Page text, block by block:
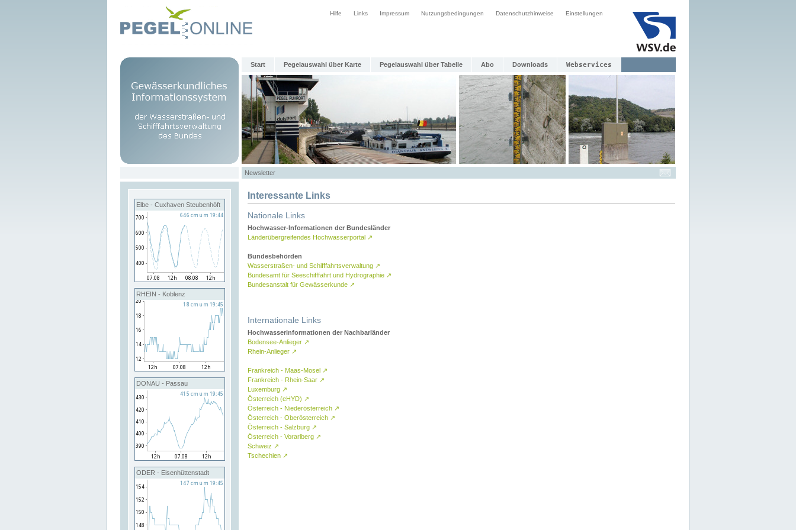
Hilfe Links Impressum Nutzungsbedingungen Datenschutzhinweise Einstellungen
Start Pegelauswahl über Karte Pegelauswahl über Tabelle Abo Downloads Webservices
Newsletter
Elbe - Cuxhaven Steubenhöft
RHEIN - Koblenz
DONAU - Passau
ODER - Eisenhüttenstadt
Interessante Links
Nationale Links
Hochwasser-Informationen der Bundesländer
Länderübergreifendes Hochwasserportal ↗
Bundesbehörden
Wasserstraßen- und Schifffahrtsverwaltung ↗
Bundesamt für Seeschifffahrt und Hydrographie ↗
Bundesanstalt für Gewässerkunde ↗
Internationale Links
Hochwasserinformationen der Nachbarländer
Bodensee-Anlieger ↗
Rhein-Anlieger ↗
Frankreich - Maas-Mosel ↗
Frankreich - Rhein-Saar ↗
Luxemburg ↗
Österreich (eHYD) ↗
Österreich - Niederösterreich ↗
Österreich - Oberösterreich ↗
Österreich - Salzburg ↗
Österreich - Vorarlberg ↗
Schweiz ↗
Tschechien ↗